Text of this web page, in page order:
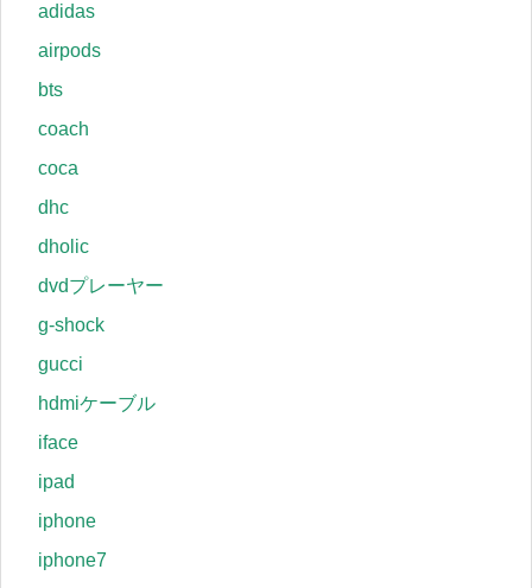
adidas
airpods
bts
coach
coca
dhc
dholic
dvdプレーヤー
g-shock
gucci
hdmiケーブル
iface
ipad
iphone
iphone7